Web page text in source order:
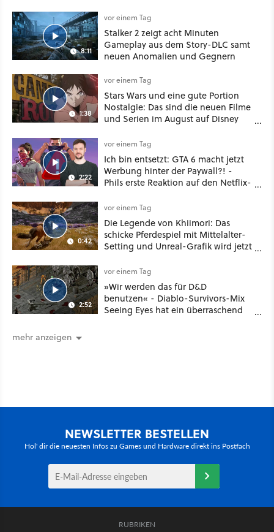
8:11
vor einem Tag
Stalker 2 zeigt acht Minuten
Gameplay aus dem Story-DLC samt
neuen Anomalien und Gegnern
1:38
vor einem Tag
Stars Wars und eine gute Portion
Nostalgie: Das sind die neuen Filme
und Serien im August auf Disney
2:22
vor einem Tag
Ich bin entsetzt: GTA 6 macht jetzt
Werbung hinter der Paywall?! -
Phils erste Reaktion auf den Netflix-
0:42
vor einem Tag
Die Legende von Khiimori: Das
schicke Pferdespiel mit Mittelalter-
Setting und Unreal-Grafik wird jetzt
2:52
vor einem Tag
»Wir werden das für D&D
benutzen« - Diablo-Survivors-Mix
Seeing Eyes hat ein überraschend
mehr anzeigen
NEWSLETTER BESTELLEN
Hol' dir die neuesten Infos zu Games und Hardware direkt ins Postfach
RUBRIKEN